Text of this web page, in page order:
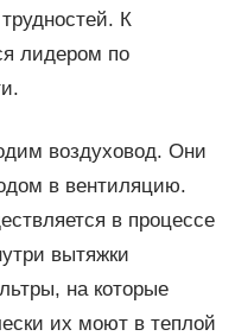
К
лидером по
воздуховод. Они
в вентиляцию.
в процессе
вытяжки
на которые
их моют в теплой